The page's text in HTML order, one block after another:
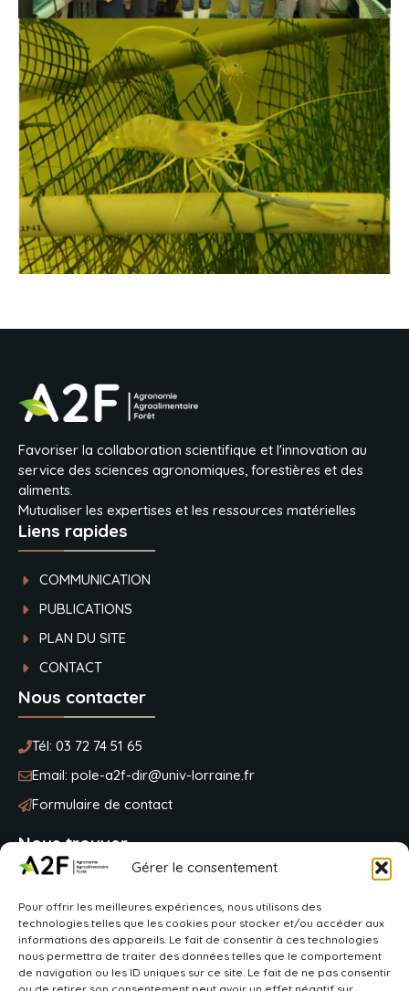
Gérer le consentement
Pour offrir les meilleures expériences, nous utilisons des
technologies telles que les cookies pour stocker et/ou accéder aux
informations des appareils. Le fait de consentir à ces technologies
nous permettra de traiter des données telles que le comportement
de navigation ou les ID uniques sur ce site. Le fait de ne pas consentir
Favoriser la collaboration scientifique et l'innovation au
service des sciences agronomiques, forestières et des
aliments.
Mutualiser les expertises et les ressources matérielles
Liens rapides
COMMUNICATION
PUBLICATIONS
PLAN DU SITE
CONTACT
Nous contacter
Tél: 03 72 74 51 65
Email: pole-a2f-dir@univ-lorraine.fr
Formulaire de contact
Nous trouver
BP 20163
2 avenue de la fôret de Haye
54505 Vandoeuvre-lès-Nancy